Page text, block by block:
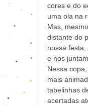
cores e do
uma ola na
Mas,
distante do
nossa
e nos
Nessa
mais
tabelinhas
acertadas